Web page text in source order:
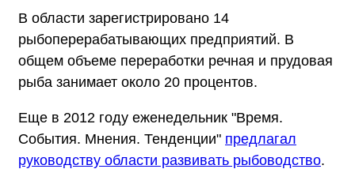
В области зарегистрировано 14
рыбоперерабатывающих предприятий. В
общем объеме переработки речная и прудовая
рыба занимает около 20 процентов.
Еще в 2012 году еженедельник "Время.
События. Мнения. Тенденции" предлагал
руководству области развивать рыбоводство.